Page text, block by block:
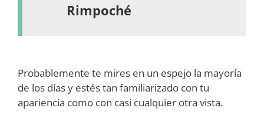
Rimpoché
Probablemente te mires en un espejo la mayoría
de los días y estés tan familiarizado con tu
apariencia como con casi cualquier otra vista.